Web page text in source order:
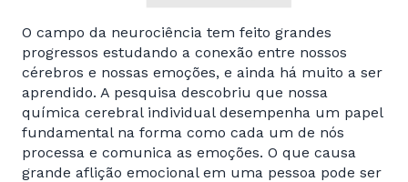
O campo da neurociência tem feito grandes
progressos estudando a conexão entre nossos
cérebros e nossas emoções, e ainda há muito a ser
aprendido. A pesquisa descobriu que nossa
química cerebral individual desempenha um papel
fundamental na forma como cada um de nós
processa e comunica as emoções. O que causa
grande aflição emocional em uma pessoa pode ser